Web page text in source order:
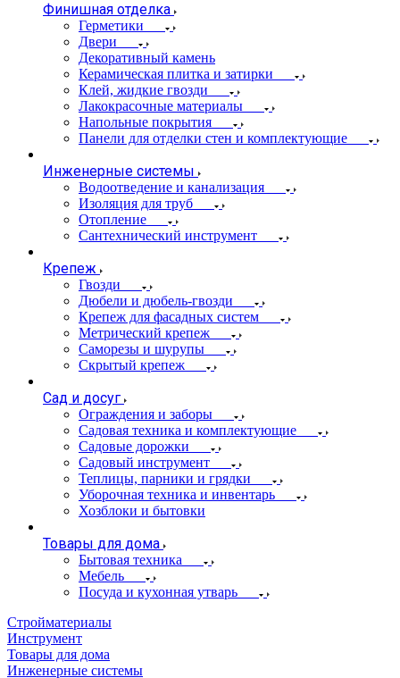
Финишная отделка
Герметики
Двери
Декоративный камень
Керамическая плитка и затирки
Клей, жидкие гвозди
Лакокрасочные материалы
Напольные покрытия
Панели для отделки стен и комплектующие
Инженерные системы
Водоотведение и канализация
Изоляция для труб
Отопление
Сантехнический инструмент
Крепеж
Гвозди
Дюбели и дюбель-гвозди
Крепеж для фасадных систем
Метрический крепеж
Саморезы и шурупы
Скрытый крепеж
Сад и досуг
Ограждения и заборы
Садовая техника и комплектующие
Садовые дорожки
Садовый инструмент
Теплицы, парники и грядки
Уборочная техника и инвентарь
Хозблоки и бытовки
Товары для дома
Бытовая техника
Мебель
Посуда и кухонная утварь
Стройматериалы
Инструмент
Товары для дома
Инженерные системы